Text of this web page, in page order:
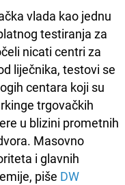
vlada kao jednu
testiranja za
nicati centri za
liječnika, testovi se
centara koji su
trgovačkih
u blizini prometnih
Masovno
i glavnih
piše DW